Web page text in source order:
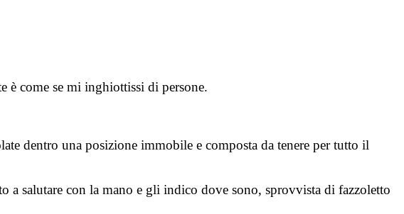
è come se mi inghiottissi di persone.
dentro una posizione immobile e composta da tenere per tutto il
a salutare con la mano e gli indico dove sono, sprovvista di fazzoletto